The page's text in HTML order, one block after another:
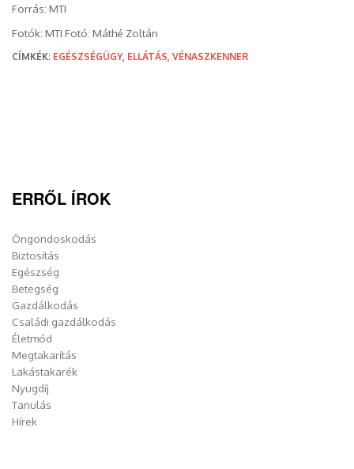
Forrás: MTI
Fotók: MTI Fotó: Máthé Zoltán
CÍMKÉK: EGÉSZSÉGÜGY, ELLÁTÁS VÉNASZKENNER
ERRŐL ÍROK
Öngondoskodás
Biztosítás
Egészség
Betegség
Gazdálkodás
Családi gazdálkodás
Életmód
Megtakarítás
Lakástakarék
Nyugdíj
Tanulás
Hírek